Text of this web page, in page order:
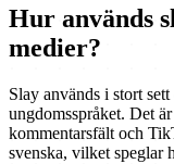
Hur används
medier?
Slay används i stort
ungdomsspråket. Det
kommentarsfält och
svenska, vilket speglar